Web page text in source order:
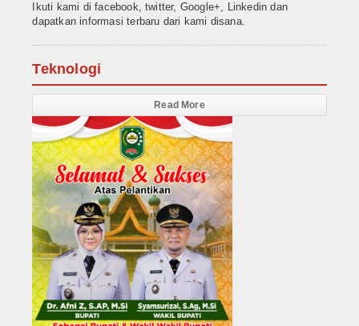
Ikuti kami di facebook, twitter, Google+, Linkedin dan
dapatkan informasi terbaru dari kami disana.
Teknologi
Read More